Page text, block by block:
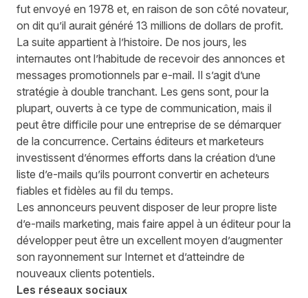
fut envoyé en 1978 et, en raison de son côté novateur,
on dit qu’il aurait généré 13 millions de dollars de profit.
La suite appartient à l’histoire. De nos jours, les
internautes ont l’habitude de recevoir des annonces et
messages promotionnels par e-mail. Il s’agit d’une
stratégie à double tranchant. Les gens sont, pour la
plupart, ouverts à ce type de communication, mais il
peut être difficile pour une entreprise de se démarquer
de la concurrence. Certains éditeurs et marketeurs
investissent d’énormes efforts dans la création d’une
liste d’e-mails qu’ils pourront convertir en acheteurs
fiables et fidèles au fil du temps.
Les annonceurs peuvent disposer de leur propre liste
d’e-mails marketing, mais faire appel à un éditeur pour la
développer peut être un excellent moyen d’augmenter
son rayonnement sur Internet et d’atteindre de
nouveaux clients potentiels.
Les réseaux sociaux